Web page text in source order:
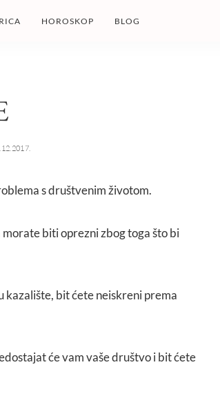
HOROSKOP BLOG
s društvenim životom.
morate biti oprezni zbog toga što bi
kazalište, bit ćete neiskreni prema
će vam vaše društvo i bit ćete